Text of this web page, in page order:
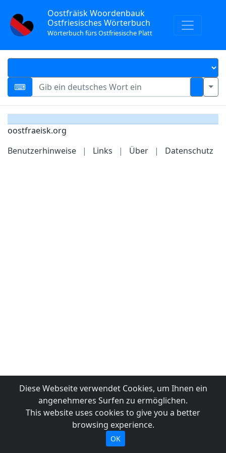
Oostfräisk Woordenbauk
Ostfriesisches Wörterbuch
Wörterbuch fürs Ostfriesische Platt
oostfraeisk.org
Benutzerhinweise
| Links | Über | Datenschutz
Diese Webseite verwendet Cookies, um Ihnen ein
angenehmeres Surfen zu ermöglichen.
This website uses cookies to give you a better
browsing experience.
OK